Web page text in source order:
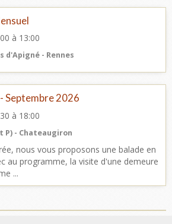
à 13:00
d'Apigné - Rennes
Septembre 2026
à 18:00
P) - Chateaugiron
nous vous proposons une balade en
au programme, la visite d'une demeure
...